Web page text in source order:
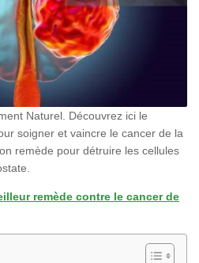
Naturel. Découvrez ici le
soigner et vaincre le cancer de la
remède pour détruire les cellules
remède contre le cancer de